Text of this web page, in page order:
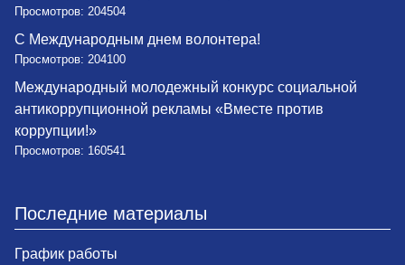
Просмотров: 204504
С Международным днем волонтера!
Просмотров: 204100
Международный молодежный конкурс социальной
антикоррупционной рекламы «Вместе против
коррупции!»
Просмотров: 160541
Последние материалы
График работы